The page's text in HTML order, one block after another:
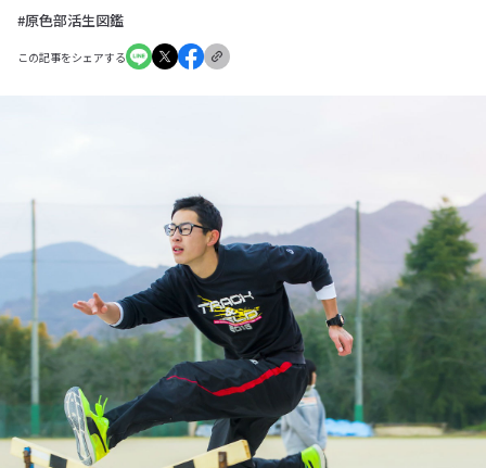
#原色部活生図鑑
この記事をシェアする